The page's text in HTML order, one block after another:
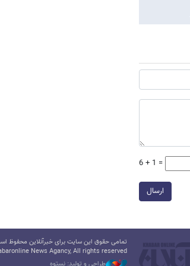
6 + 1 =
ارسال
تمامی حقوق این سایت برای خبرآنلاین محفوظ
News Agancy, All rights reserved
طراحی و تولید: نستوه